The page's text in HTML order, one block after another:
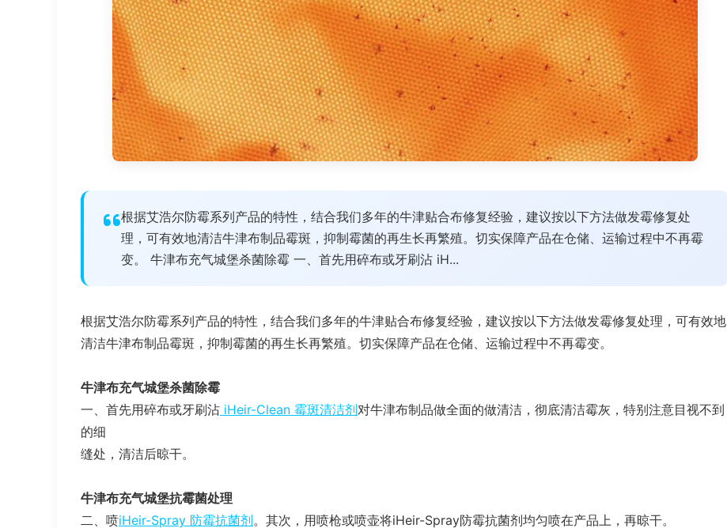
根据艾浩尔防霉系列产品的特性，结合我们多年的牛津贴合布修复经验，建议按以下方法做发霉修复处
理，可有效地清洁牛津布制品霉斑，抑制霉菌的再生长再繁殖。切实保障产品在仓储、运输过程中不再霉
变。 牛津布充气城堡杀菌除霉 一、首先用碎布或牙刷沾 iH...
根据艾浩尔防霉系列产品的特性，结合我们多年的牛津贴合布修复经验，建议按以下方法做发霉修复处理，可有效地
清洁牛津布制品霉斑，抑制霉菌的再生长再繁殖。切实保障产品在仓储、运输过程中不再霉变。
牛津布充气城堡杀菌除霉
一、首先用碎布或牙刷沾 iHeir-Clean 霉斑清洁剂对牛津布制品做全面的做清洁，彻底清洁霉灰，特别注意目视不到
的细
缝处，清洁后晾干。
牛津布充气城堡抗霉菌处理
二、喷iHeir-Spray 防霉抗菌剂。其次，用喷枪或喷壶将iHeir-Spray防霉抗菌剂均匀喷在产品上，再晾干。